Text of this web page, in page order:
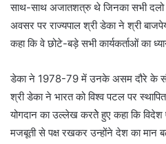
साथ-साथ अजातशत्रु थे जिनका सभी
अवसर पर राज्यपाल श्री डेका ने श्री
कहा कि वे छोटे-बड़े सभी कार्यकर्ताओं का
डेका ने 1978-79 में उनके असम दौरे के
श्री डेका ने भारत को विश्व पटल पर
योगदान का उल्लेख करतेे हुए कहा कि विदेश
मजबूती से पक्ष रखकर उन्होंने देश का मान